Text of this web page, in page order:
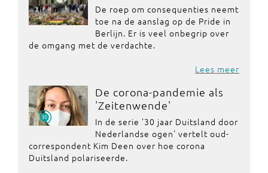
De roep om consequenties neemt
toe na de aanslag op de Pride in
Berlijn. Er is veel onbegrip over
de omgang met de verdachte.
Lees meer
De corona-pandemie als
'Zeitenwende'
In de serie '30 jaar Duitsland door
Nederlandse ogen' vertelt oud-
correspondent Kim Deen over hoe corona
Duitsland polariseerde.